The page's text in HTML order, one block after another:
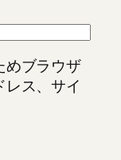
めブラウザ
ス、サイ